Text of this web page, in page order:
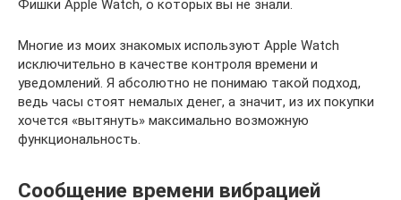
Фишки Apple Watch, о которых вы не знали.
Многие из моих знакомых используют Apple Watch
исключительно в качестве контроля времени и
уведомлений. Я абсолютно не понимаю такой подход,
ведь часы стоят немалых денег, а значит, из их покупки
хочется «вытянуть» максимально возможную
функциональность.
Сообщение времени вибрацией